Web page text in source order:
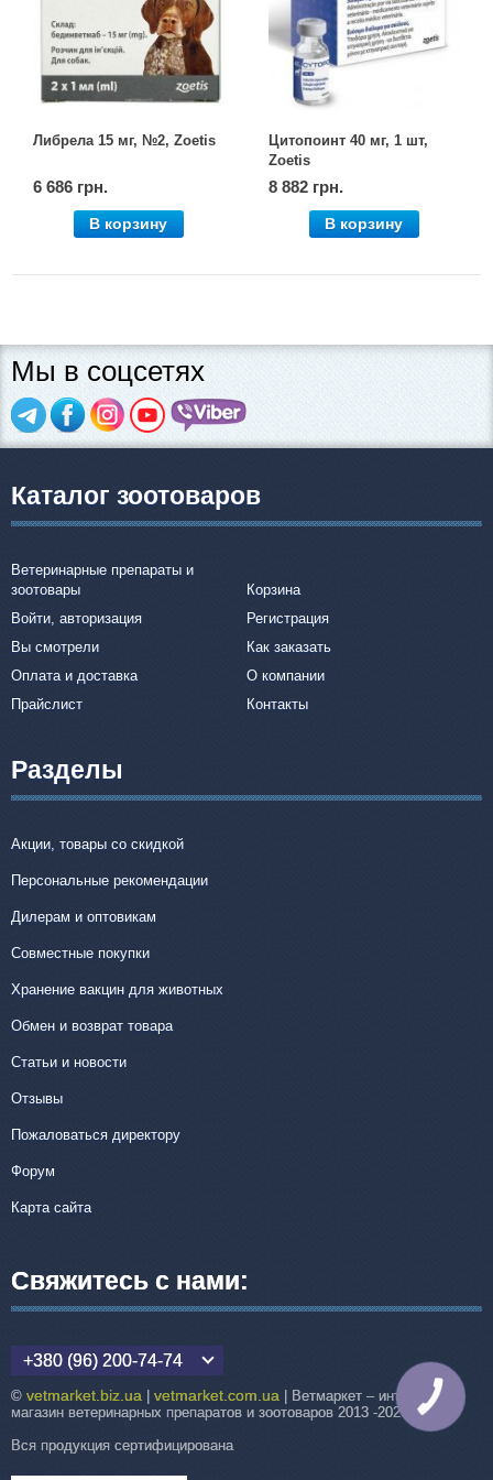
Либрела 15 мг, №2, Zoetis
6 686 грн.
В корзину
Цитопоинт 40 мг, 1 шт,
Zoetis
8 882 грн.
В корзину
Мы в соцсетях
Каталог зоотоваров
Ветеринарные препараты и
зоотовары
Корзина
Войти, авторизация
Регистрация
Вы смотрели
Как заказать
Оплата и доставка
О компании
Прайслист
Контакты
Разделы
Акции, товары со скидкой
Персональные рекомендации
Дилерам и оптовикам
Совместные покупки
Хранение вакцин для животных
Обмен и возврат товара
Статьи и новости
Отзывы
Пожаловаться директору
Форум
Карта сайта
Свяжитесь с нами:
+380 (96) 200-74-74
© vetmarket.biz.ua | vetmarket.com.ua | Ветмаркет – интернет-
магазин ветеринарных препаратов и зоотоваров 2013 -2026
Вся продукция сертифицирована
Товари для голубів
Товари для гризунів
Товари для людей
Хозряд - господарчі товари оптом
Архів / Знято з виробництва
КНОПКА
СВЯЗИ